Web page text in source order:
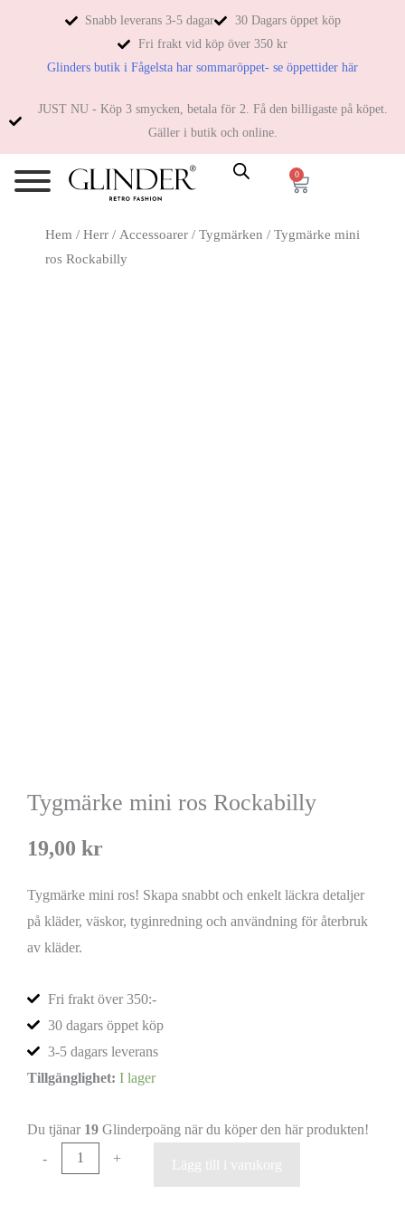
Snabb leverans 3-5 dagar
30 Dagars öppet köp
Fri frakt vid köp över 350 kr
Glinders butik i Fågelsta har sommaröppet- se öppettider här
JUST NU - Köp 3 smycken, betala för 2. Få den billigaste på köpet.
Gäller i butik och online.
0
Hem / Herr / Accessoarer / Tygmärken / Tygmärke mini
ros Rockabilly
Tygmärke mini ros Rockabilly
19,00 kr
Tygmärke mini ros! Skapa snabbt och enkelt läckra detaljer
på kläder, väskor, tyginredning och användning för återbruk
av kläder.
Fri frakt över 350:-
30 dagars öppet köp
3-5 dagars leverans
Tillgänglighet: I lager
Du tjänar 19 Glinderpoäng när du köper den här produkten!
-
+ Lägg till i varukorg